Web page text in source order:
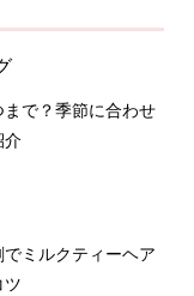
で？季節に合わせ
介
ミルクティーヘア